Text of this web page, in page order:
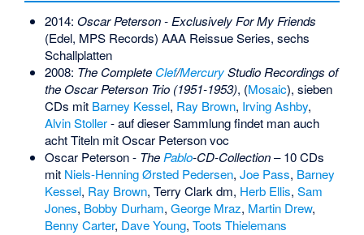
2014: Oscar Peterson - Exclusively For My Friends
(Edel, MPS Records) AAA Reissue Series, sechs
Schallplatten
2008: The Complete Clef/MercuryStudio Recordings of
the Oscar Peterson Trio (1951-1953), (Mosaic), sieben
CDs mit Barney Kessel, Ray Brown, Irving Ashby,
Alvin Stoller- auf dieser Sammlung findet man auch
acht Titeln mit Oscar Peterson voc
Oscar Peterson - ThePablo-CD-Collection– 10 CDs
mit Niels-Henning Ørsted Pedersen, Joe Pass, Barney
Kessel, Ray Brown, Terry Clark dm, Herb Ellis, Sam
Jones, Bobby Durham, George Mraz, Martin Drew,
Benny Carter, Dave Young, Toots Thielemans